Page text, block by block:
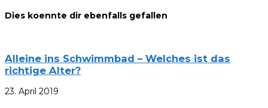
Dies koennte dir ebenfalls gefallen
Alleine ins Schwimmbad – Welches ist das
richtige Alter?
23. April 2019